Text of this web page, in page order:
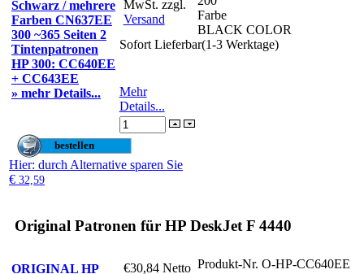
Schwarz / mehrere
Farben CN637EE
300 ~365 Seiten 2
Tintenpatronen
HP 300: CC640EE
+ CC643EE
» mehr Details...
MwSt. zzgl.
Versand
Farbe
BLACK COLOR
Sofort Lieferbar(1-3 Werktage)
Mehr
Details...
Hier: durch Alternative sparen Sie
€ 32,59
Original Patronen für HP DeskJet F 4440
ORIGINAL HP
€30,84 Netto Produkt-Nr. O-HP-CC640EE